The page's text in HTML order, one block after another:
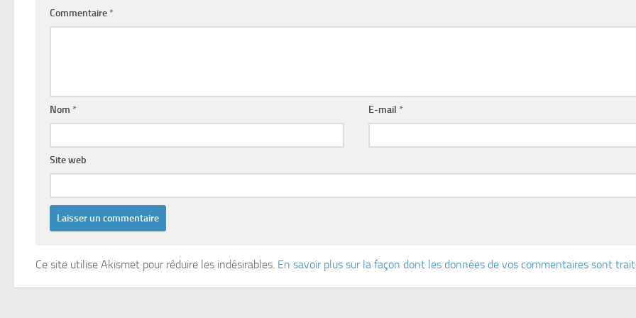
Commentaire*
Nom * E-mail*
Site web
Ce site utilise Akismet pour réduire les indésirables. En savoir plus sur la façon dont les données de vos commentaires sont